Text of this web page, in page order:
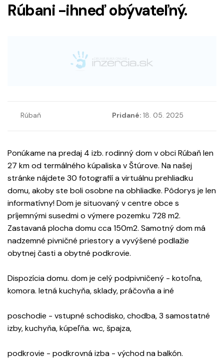
Rúbani -ihneď obývateľný.
Rúbaň Pridané: 18. 05. 2025
Ponúkame na predaj 4 izb. rodinný dom v obci Rúbaň len
27 km od termálného kúpaliska v Štúrove. Na našej
stránke nájdete 30 fotografií a virtuálnu prehliadku
domu, akoby ste boli osobne na obhliadke. Pôdorys je len
informatívny! Dom je situovaný v centre obce s
príjemnými susedmi o výmere pozemku 728 m2.
Zastavaná plocha domu cca 150m2. Samotný dom má
nadzemné pivničné priestory a vyvýšené podlažie
obytnej časti a obytné podkrovie.
Dispozícia domu. dom je celý podpivničený - kotoľna,
komora. letná kuchyňa, sklady, práčovňa a iné
poschodie - vstupné schodisko, chodba, 3 samostatné
izby, kuchyňa, kúpeľňa. wc, špajza,
podkrovie - podkrovná izba - východ na balkón.